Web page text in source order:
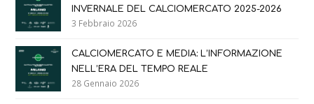
INVERNALE DEL CALCIOMERCATO 2025-2026
3 Febbraio 2026
CALCIOMERCATO E MEDIA: L’INFORMAZIONE
NELL’ERA DEL TEMPO REALE
28 Gennaio 2026